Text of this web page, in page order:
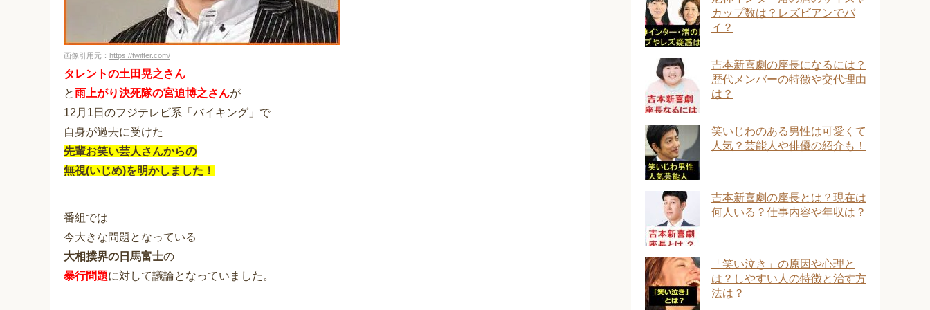
画像引用元： https://twitter.com/
タレントの土田晃之さん
と雨上がり決死隊の宮迫博之さんが
12月1日のフジテレビ系「バイキング」で
自身が過去に受けた
先輩お笑い芸人さんからの
無視(いじめ)を明かしました！
番組では
今大きな問題となっている
大相撲界の日馬富士の
暴行問題に対して議論となっていました。
カップ数は？レズビアンでバ
イ？
吉本新喜劇の座長になるには？
歴代メンバーの特徴や交代理由
は？
笑いじわのある男性は可愛くて
人気？芸能人や俳優の紹介も！
吉本新喜劇の座長とは？現在は
何人いる？仕事内容や年収は？
「笑い泣き」の原因や心理と
は？しやすい人の特徴と治す方
法は？